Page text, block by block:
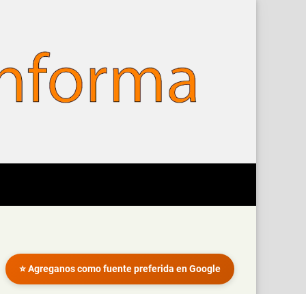
⭐ Agreganos como fuente preferida en Google